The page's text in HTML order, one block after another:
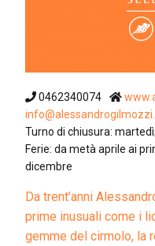
0462340074
Turno di chiusura:
Ferie: da metà aprile ai
dicembre
Da trent’anni
prime inusuali come i
gemme del cirmolo, la